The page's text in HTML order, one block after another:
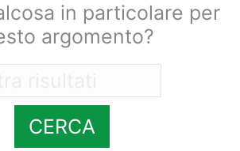
in particolare per
argomento?
CERCA